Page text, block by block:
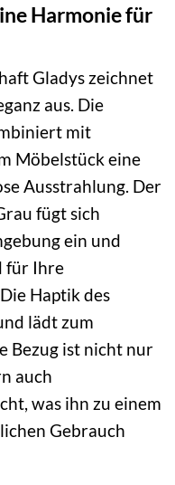
Harmonie für
Gladys zeichnet
aus. Die
mit
Möbelstück eine
Ausstrahlung. Der
fügt sich
ein und
für Ihre
Haptik des
lädt zum
Bezug ist nicht nur
auch
was ihn zu einem
Gebrauch